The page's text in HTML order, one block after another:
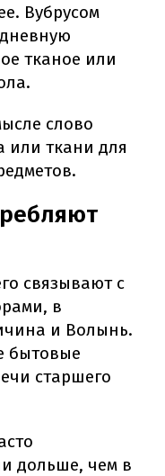
Вубрусом
тканое или
слово
или ткани для
связывают с
в
и Волынь.
бытовые
старшего
дольше, чем в